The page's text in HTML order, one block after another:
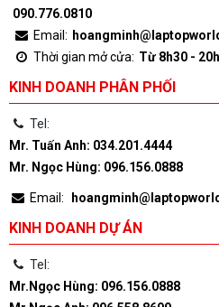
090.776.0810
Email:
Thời gian mở cửa: Từ 8h30 -
KINH DOANH PHÂN PHỐI
Tel:
Mr. Tuấn Anh: 034.201.4444
Mr. Ngọc Hùng: 096.156.0888
Email:
KINH DOANH DỰ ÁN
Tel:
Mr.Ngọc Hùng: 096.156.0888